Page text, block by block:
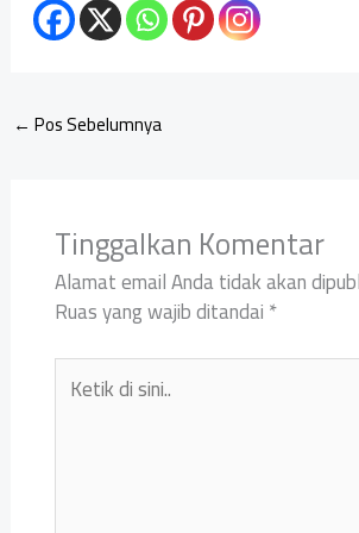
← Pos Sebelumnya
Tinggalkan Komentar
Alamat email Anda tidak akan
Ruas yang wajib ditandai*
Ketik